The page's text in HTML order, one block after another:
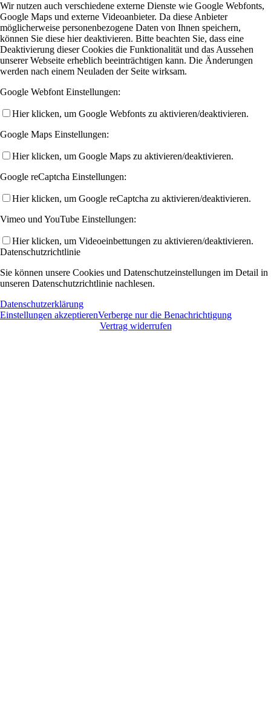
Wir nutzen auch verschiedene externe Dienste wie Google Webfonts,
Google Maps und externe Videoanbieter. Da diese Anbieter
möglicherweise personenbezogene Daten von Ihnen speichern,
können Sie diese hier deaktivieren. Bitte beachten Sie, dass eine
Deaktivierung dieser Cookies die Funktionalität und das Aussehen
unserer Webseite erheblich beeinträchtigen kann. Die Änderungen
werden nach einem Neuladen der Seite wirksam.
Google Webfont Einstellungen:
Hier klicken, um Google Webfonts zu aktivieren/deaktivieren.
Google Maps Einstellungen:
Hier klicken, um Google Maps zu aktivieren/deaktivieren.
Google reCaptcha Einstellungen:
Hier klicken, um Google reCaptcha zu aktivieren/deaktivieren.
Vimeo und YouTube Einstellungen:
Hier klicken, um Videoeinbettungen zu aktivieren/deaktivieren.
Datenschutzrichtlinie
Sie können unsere Cookies und Datenschutzeinstellungen im Detail in
unseren Datenschutzrichtlinie nachlesen.
Datenschutzerklärung
Einstellungen akzeptierenVerberge nur die Benachrichtigung
Vertrag widerrufen